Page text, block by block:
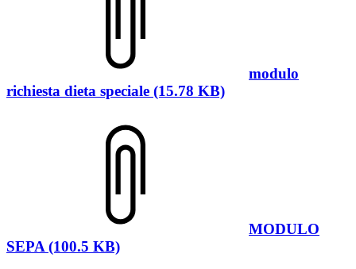
modulo
richiesta dieta speciale (15.78 KB)
MODULO
SEPA (100.5 KB)